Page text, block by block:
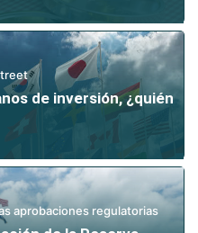
de inversión, ¿quién
aprobaciones regulatorias